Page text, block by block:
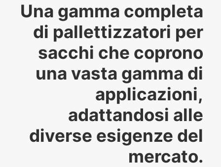
Una gamma completa
di pallettizzatori per
sacchi che coprono
una vasta gamma di
applicazioni,
adattandosi alle
diverse esigenze del
mercato.